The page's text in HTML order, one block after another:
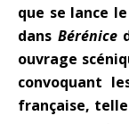
que se lance
dans Bérénice
ouvrage
convoquant
française, telle